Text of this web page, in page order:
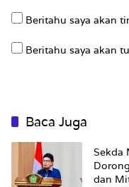
Beritahu saya akan
Beritahu saya akan
Baca Juga
Sekda
dan